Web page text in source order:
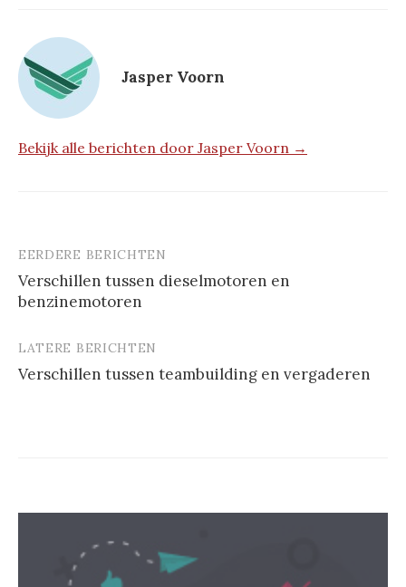
Jasper Voorn
Bekijk alle berichten door Jasper Voorn →
Berichtnavigatie
EERDERE BERICHTEN
Verschillen tussen dieselmotoren en
benzinemotoren
LATERE BERICHTEN
Verschillen tussen teambuilding en vergaderen